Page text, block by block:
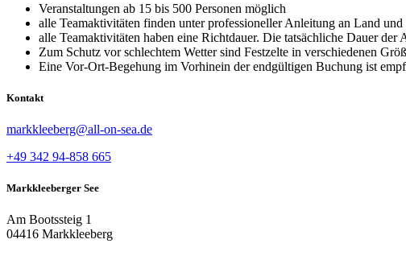
Veranstaltungen ab 15 bis 500 Personen möglich
alle Teamaktivitäten finden unter professioneller Anleitung an Land
alle Teamaktivitäten haben eine Richtdauer. Die tatsächliche Dauer
Zum Schutz vor schlechtem Wetter sind Festzelte in verschiedenen
Eine Vor-Ort-Begehung im Vorhinein der endgültigen Buchung ist
Kontakt
markkleeberg@all-on-sea.de
+49 342 94-858 665
Markkleeberger See
Am Bootssteig 1
04416 Markkleeberg